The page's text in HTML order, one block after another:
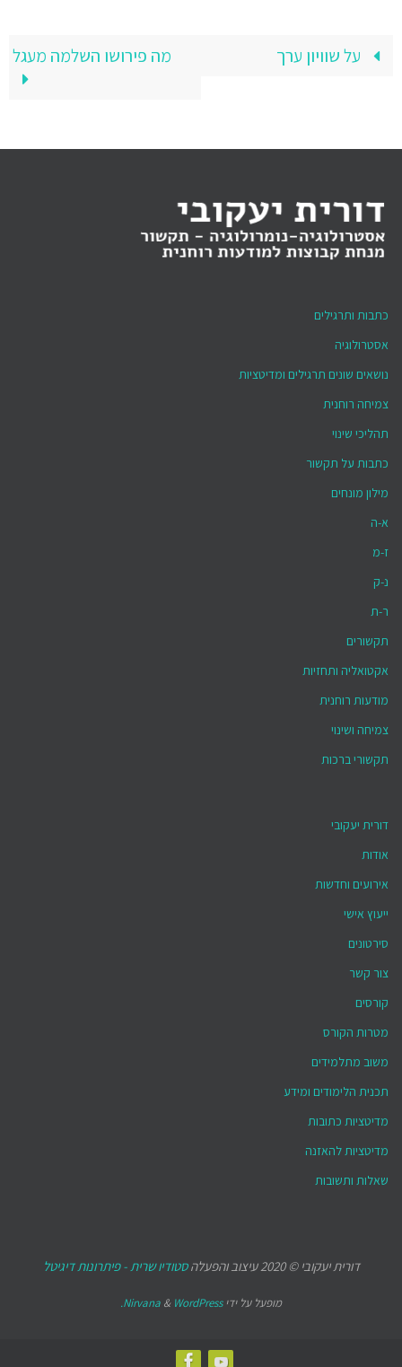
על שוויון ערך מה פירושו השלמה מעגל
כתבות ותרגילים
אסטרולוגיה
נושאים שונים תרגילים ומדיטציות
צמיחה רוחנית
תהליכי שינוי
כתבות על תקשור
מילון מונחים
א-ה
ז-מ
נ-ק
ר-ת
תקשורים
אקטואליה ותחזיות
מודעות רוחנית
צמיחה ושינוי
תקשורי ברכות
דורית יעקובי
אודות
אירועים וחדשות
ייעוץ אישי
סירטונים
צור קשר
קורסים
מטרות הקורס
משוב מתלמידים
תכנית הלימודים ומידע
מדיטציות כתובות
מדיטציות להאזנה
שאלות ותשובות
דורית יעקובי © 2020 עיצוב והפעלה סטודיו שרית - פיתרונות דיגיטל
מופעל על ידי Nirvana & WordPress.